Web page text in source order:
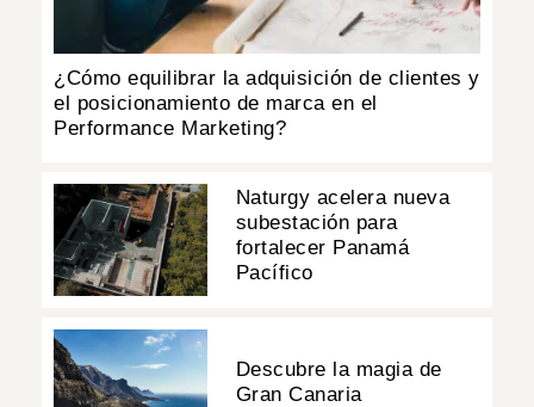
¿Cómo equilibrar la adquisición de clientes y
el posicionamiento de marca en el
Performance Marketing?
Naturgy acelera nueva
subestación para
fortalecer Panamá
Pacífico
Descubre la magia de
Gran Canaria